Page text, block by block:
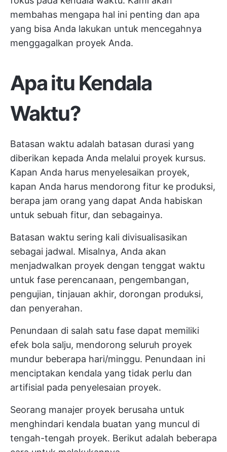
membahas mengapa hal ini penting dan apa
yang bisa Anda lakukan untuk mencegahnya
menggagalkan proyek Anda.
Apa itu Kendala
Waktu?
Batasan waktu adalah batasan durasi yang
diberikan kepada Anda melalui proyek kursus.
Kapan Anda harus menyelesaikan proyek,
kapan Anda harus mendorong fitur ke produksi,
berapa jam orang yang dapat Anda habiskan
untuk sebuah fitur, dan sebagainya.
Batasan waktu sering kali divisualisasikan
sebagai jadwal. Misalnya, Anda akan
menjadwalkan proyek dengan tenggat waktu
untuk fase perencanaan, pengembangan,
pengujian, tinjauan akhir, dorongan produksi,
dan penyerahan.
Penundaan di salah satu fase dapat memiliki
efek bola salju, mendorong seluruh proyek
mundur beberapa hari/minggu. Penundaan ini
menciptakan kendala yang tidak perlu dan
artifisial pada penyelesaian proyek.
Seorang manajer proyek berusaha untuk
menghindari kendala buatan yang muncul di
tengah-tengah proyek. Berikut adalah beberapa